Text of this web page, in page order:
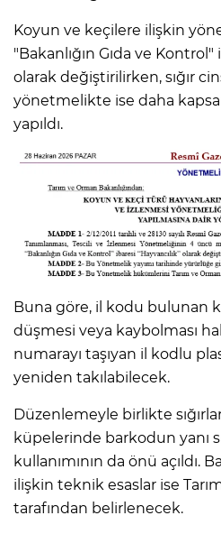
Koyun ve keçilere ilişkin
"Bakanlığın Gıda ve Kontrol"
olarak değiştirilirken, sığır
yönetmelikte ise daha
yapıldı.
Buna göre, il kodu bulunan
düşmesi veya kaybolması
numarayı taşıyan il kodlu
yeniden takılabilecek.
Düzenlemeyle birlikte
küpelerinde barkodun yanı
kullanımının da önü açıldı.
ilişkin teknik esaslar ise
tarafından belirlenecek.